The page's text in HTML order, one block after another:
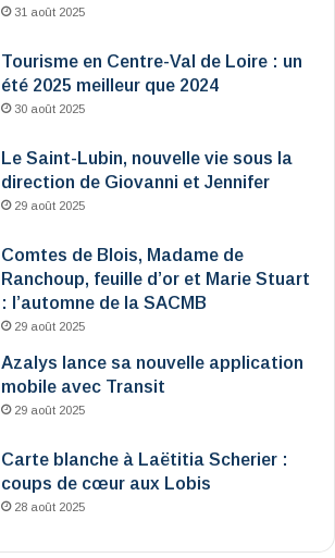
31 août 2025
Tourisme en Centre-Val de Loire : un
été 2025 meilleur que 2024
30 août 2025
Le Saint-Lubin, nouvelle vie sous la
direction de Giovanni et Jennifer
29 août 2025
Comtes de Blois, Madame de
Ranchoup, feuille d’or et Marie Stuart
: l’automne de la SACMB
29 août 2025
Azalys lance sa nouvelle application
mobile avec Transit
29 août 2025
Carte blanche à Laëtitia Scherier :
coups de cœur aux Lobis
28 août 2025